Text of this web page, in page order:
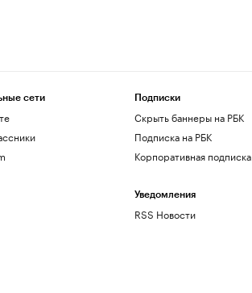
сети Подписки
Скрыть баннеры на РБК
Подписка на РБК
Корпоративная подписка
Уведомления
RSS Новости